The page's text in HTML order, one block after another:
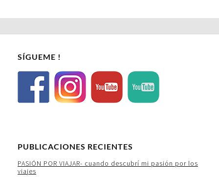
SÍGUEME !
PUBLICACIONES RECIENTES
PASIÓN POR VIAJAR- cuando descubrí mi pasión por los
viajes